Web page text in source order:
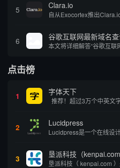
5 Clara.io
6 谷歌互联网最新域名
点击榜
1 字体天下
推荐！超过3万个中英文
2 Lucidpress
3 垦派科技（kenpai.com